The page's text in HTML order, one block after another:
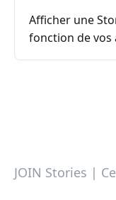
Afficher une
fonction de vos
JOIN Stories |